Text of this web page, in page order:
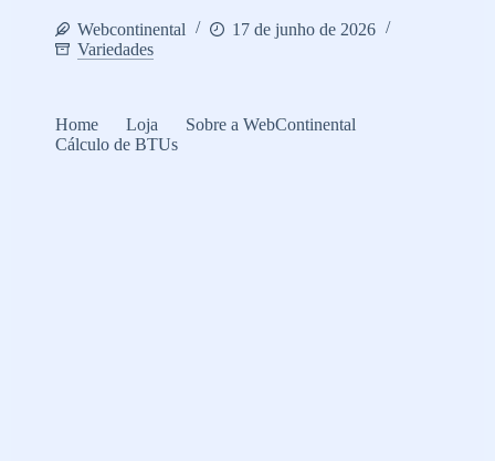
Webcontinental
17 de junho de 2026
Variedades
Home Loja
Sobre a WebContinental
Cálculo de BTUs